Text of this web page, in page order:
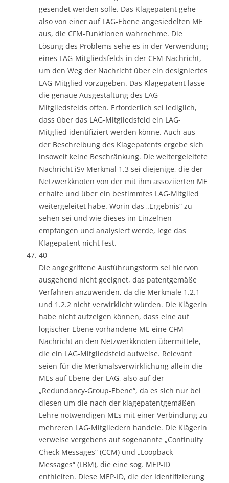
gesendet werden solle. Das Klagepatent gehe
also von einer auf LAG-Ebene angesiedelten ME
aus, die CFM-Funktionen wahrnehme. Die
Lösung des Problems sehe es in der Verwendung
eines LAG-Mitgliedsfelds in der CFM-Nachricht,
um den Weg der Nachricht über ein designiertes
LAG-Mitglied vorzugeben. Das Klagepatent lasse
die genaue Ausgestaltung des LAG-
Mitgliedsfelds offen. Erforderlich sei lediglich,
dass über das LAG-Mitgliedsfeld ein LAG-
Mitglied identifiziert werden könne. Auch aus
der Beschreibung des Klagepatents ergebe sich
insoweit keine Beschränkung. Die weitergeleitete
Nachricht iSv Merkmal 1.3 sei diejenige, die der
Netzwerkknoten von der mit ihm assoziierten ME
erhalte und über ein bestimmtes LAG-Mitglied
weitergeleitet habe. Worin das „Ergebnis“ zu
sehen sei und wie dieses im Einzelnen
empfangen und analysiert werde, lege das
Klagepatent nicht fest.
40
Die angegriffene Ausführungsform sei hiervon
ausgehend nicht geeignet, das patentgemäße
Verfahren anzuwenden, da die Merkmale 1.2.1
und 1.2.2 nicht verwirklicht würden. Die Klägerin
habe nicht aufzeigen können, dass eine auf
logischer Ebene vorhandene ME eine CFM-
Nachricht an den Netzwerkknoten übermittele,
die ein LAG-Mitgliedsfeld aufweise. Relevant
seien für die Merkmalsverwirklichung allein die
MEs auf Ebene der LAG, also auf der
„Redundancy-Group-Ebene“, da es sich nur bei
diesen um die nach der klagepatentgemäßen
Lehre notwendigen MEs mit einer Verbindung zu
mehreren LAG-Mitgliedern handele. Die Klägerin
verweise vergebens auf sogenannte „Continuity
Check Messages“ (CCM) und „Loopback
Messages“ (LBM), die eine sog. MEP-ID
enthielten. Diese MEP-ID, die der Identifizierung